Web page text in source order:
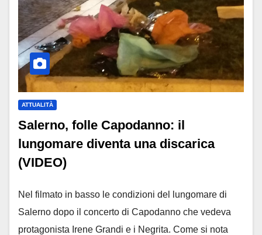
ATTUALITÀ
Salerno, folle Capodanno: il
lungomare diventa una discarica
(VIDEO)
Nel filmato in basso le condizioni del lungomare di
Salerno dopo il concerto di Capodanno che vedeva
protagonista Irene Grandi e i Negrita. Come si nota